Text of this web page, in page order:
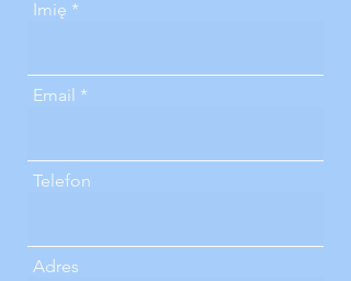
Imię
Email
Telefon
Adres